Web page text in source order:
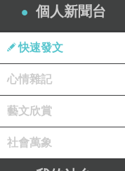
即可實現多人互
備低延遲表現，
平衡校色技術，
以 AI 賦能場域，
品質的一體化沉浸
智慧教育的部分，
打造兼具教學效
教學場域。整合
個人新聞台
快速發文
心情雜記
藝文欣賞
社會萬象